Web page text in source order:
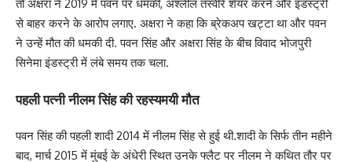
तो अक्षरा ने 2019 में पवन पर धमकी, अश्लील तस्वीरें शेयर करने और इंडस्ट्री
से बाहर करने के आरोप लगाए. अक्षरा ने कहा कि ब्रेकअप खट्टा था और पवन
ने उन्हें मौत की धमकी दी. पवन सिंह और अक्षरा सिंह के बीच विवाद भोजपुरी
सिनेमा इंडस्ट्री में लंबे समय तक चला.
पहली पत्नी नीलम सिंह की रहस्यमयी मौत
पवन सिंह की पहली शादी 2014 में नीलम सिंह से हुई थी.शादी के सिर्फ तीन महीने
बाद, मार्च 2015 में मुंबई के अंधेरी स्थित उनके फ्लैट पर नीलम ने कथित तौर पर